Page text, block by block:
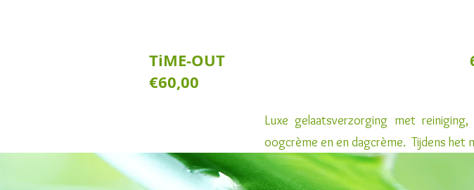
TiME-
€60,00
Luxe gelaatsverzorging met
oogcrème en en dagcrème. Tijdens het